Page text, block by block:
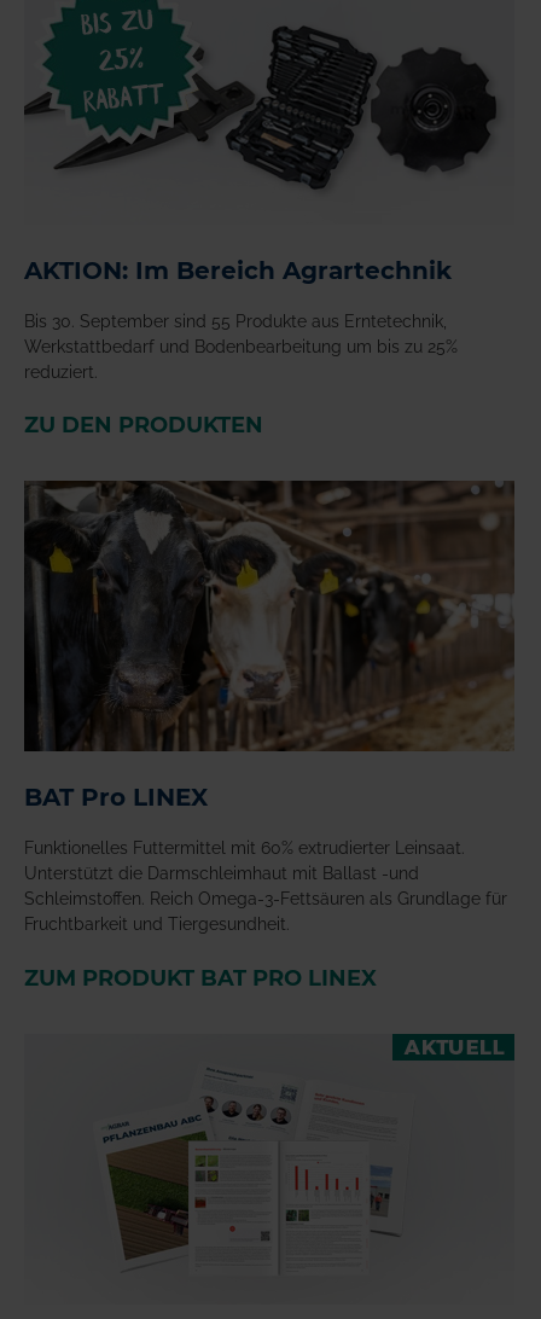
AKTION: Im Bereich Agrartechnik
Bis 30. September sind 55 Produkte aus Erntetechnik,
Werkstattbedarf und Bodenbearbeitung um bis zu 25%
reduziert.
ZU DEN PRODUKTEN
BAT Pro LINEX
Funktionelles Futtermittel mit 60% extrudierter Leinsaat.
Unterstützt die Darmschleimhaut mit Ballast -und
Schleimstoffen. Reich Omega-3-Fettsäuren als Grundlage für
Fruchtbarkeit und Tiergesundheit.
ZUM PRODUKT BAT PRO LINEX